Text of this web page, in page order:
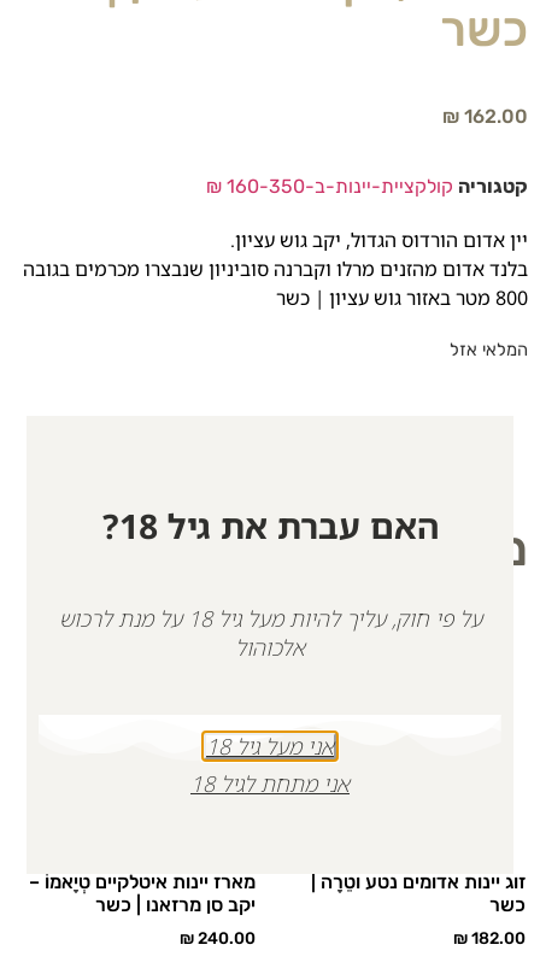
כשר
₪ 162.00
קטגוריה קולקציית-יינות-ב-160-350 ₪
יין אדום הורדוס הגדול, יקב גוש עציון.
בלנד אדום מהזנים מרלו וקברנה סוביניון שנבצרו מכרמים בגובה
800 מטר באזור גוש עציון | כשר
המלאי אזל
מוצרים קשורים
זוג יינות אדומים נטע וטֵרָה |
כשר
₪182.00
מארז יינות איטלקיים טְיָאמוֹ –
יקב סן מרזאנו | כשר
₪240.00
האם עברת את גיל 18?
על פי חוק, עליך להיות מעל גיל 18 על מנת לרכוש
אלכוהול
אני מעל גיל 18
אני מתחת לגיל 18